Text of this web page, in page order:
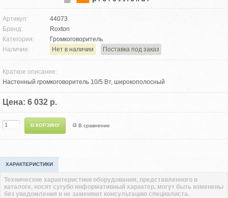
Артикул:
44073
Бренд:
Roxton
Категория:
Громкоговоритель
Наличие:
Нет в наличии Поставка под заказ
Краткое описание:
Настенный громкоговоритель 10/5 Вт, широкополосный
Цена: 6 032 р.
В сравнение
ХАРАКТЕРИСТИКИ
Технические характеристики оборудования, представленного в
каталоге, носят сугубо информативный характер, могут быть изменены
без уведомления и не заменяют консультацию специалиста.